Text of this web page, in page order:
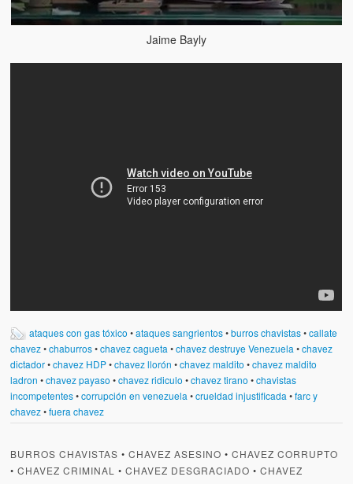
Videos
Jaime Bayly
ataques con gas tóxico •ataques sangrientos•burros chavistas•callate
chavez•chaburros•chavez cagueta •chavez destruye Venezuela •chavez
dictador•chavez HDP•chavez llorón •chavez maldito •chavez maldito
ladron •chavez payaso •chavez ridiculo •chavez tirano •chavistas
incompetentes•corrupción en venezuela •crueldad injustificada •farc y
chavez•fuera chavez
BURROS CHAVISTAS •CHAVEZ ASESINO •CHAVEZ CORRUPTO
•CHAVEZ CRIMINAL •CHAVEZ DESGRACIADO •CHAVEZ